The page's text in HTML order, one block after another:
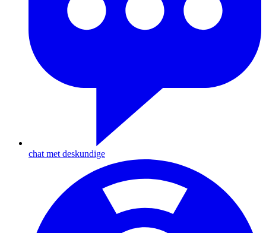
chat met deskundige